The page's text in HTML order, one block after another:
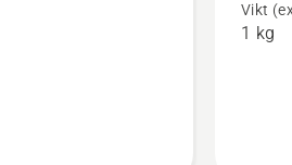
Aspire™
PS30X
Vikt
1 kg